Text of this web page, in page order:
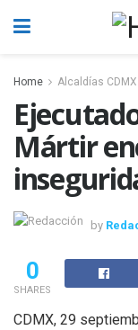
Home Alcaldías CDMX
Mártir
by
0
SHARES
CDMX, 29